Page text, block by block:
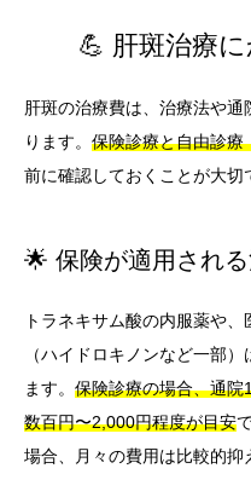
💪 肝斑治療
肝斑の治療費は、治療法や
ります。 保険診療と自由診療
前に確認しておくことが大切
🌟 保険が適用され
トラネキサム酸の内服薬や
（ハイドロキノンなど一部
ます。 保険診療の場合、通院
数百円〜2,000円程度が目安
場合、月々の費用は比較的抑